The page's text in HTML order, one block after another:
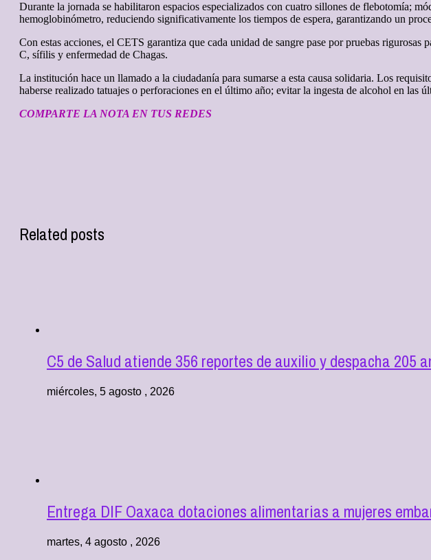
Durante la jornada se habilitaron espacios especializados con cuatro sillones de flebotomía;
hemoglobinómetro, reduciendo significativamente los tiempos de espera, garantizando un
Con estas acciones, el CETS garantiza que cada unidad de sangre pase por pruebas
C, sífilis y enfermedad de Chagas.
La institución hace un llamado a la ciudadanía para sumarse a esta causa solidaria. Los
haberse realizado tatuajes o perforaciones en el último año; evitar la ingesta de alcohol en las
COMPARTE LA NOTA EN TUS REDES
Related posts
C5 de Salud atiende 356 reportes de auxilio y despacha 205
miércoles, 5 agosto , 2026
Entrega DIF Oaxaca dotaciones alimentarias a mujeres
martes, 4 agosto , 2026